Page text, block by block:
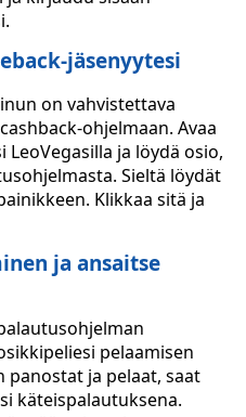
jäsenyytesi
on vahvistettava
ohjelmaan. Avaa
ja löydä osio,
Sieltä löydät
Klikkaa sitä ja
ja ansaitse
pelaamisen
panostat ja pelaat, saat
käteispalautuksena.